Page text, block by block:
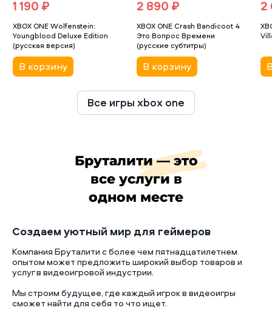
1 190 ₽
XBOX ONE Wolfenstein:
Youngblood Deluxe Edition
(русская версия)
В корзину
2 890 ₽
XBOX ONE Crash Bandicoot 4
Это Вопрос Времени
(русские субтитры)
В корзину
2
Все игры xbox one
Бруталити — это
все услуги в
одном месте
Создаем уютный мир для геймеров
Компания Бруталити с более чем пятнадцатилетнем
опытом может предложить широкий выбор товаров и
услуг в видеоигровой индустрии.
Мы строим будущее, где каждый игрок в видеоигры
сможет найти для себя то что ищет.